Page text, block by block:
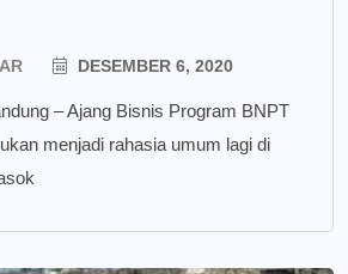
DESEMBER 6, 2020
– Ajang Bisnis Program BNPT
menjadi rahasia umum lagi di